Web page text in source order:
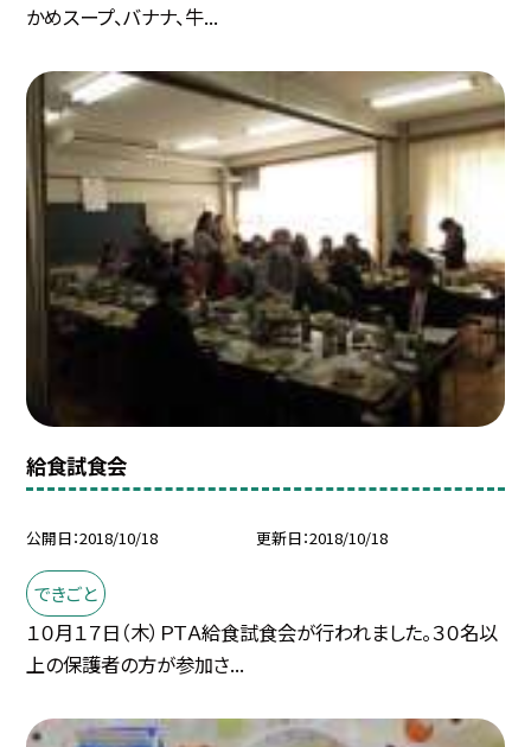
かめスープ、バナナ、牛...
給食試食会
公開日 2018/10/18 更新日 2018/10/18
できごと
１０月１７日（木）ＰＴＡ給食試食会が行われました。３０名以
上の保護者の方が参加さ...